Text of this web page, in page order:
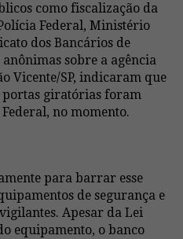
como fiscalização da
Federal, Ministério
dos Bancários de
anônimas sobre a agência
Vicente/SP, indicaram que
portas giratórias foram
no momento.
para barrar esse
de segurança e
Apesar da Lei
equipamento, o banco